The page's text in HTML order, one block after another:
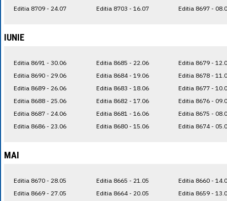
Editia 8709 - 24.07
Editia 8703 - 16.07
Editia 8697 -
IUNIE
Editia 8691 - 30.06
Editia 8690 - 29.06
Editia 8689 - 26.06
Editia 8688 - 25.06
Editia 8687 - 24.06
Editia 8686 - 23.06
Editia 8685 - 22.06
Editia 8684 - 19.06
Editia 8683 - 18.06
Editia 8682 - 17.06
Editia 8681 - 16.06
Editia 8680 - 15.06
Editia 8679 -
Editia 8678 -
Editia 8677 -
Editia 8676 -
Editia 8675 -
Editia 8674 -
MAI
Editia 8670 - 28.05
Editia 8669 - 27.05
Editia 8665 - 21.05
Editia 8664 - 20.05
Editia 8660 -
Editia 8659 -